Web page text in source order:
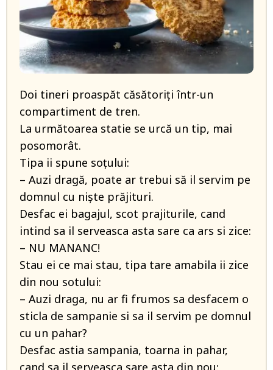
Doi tineri proaspăt căsătoriți într-un
compartiment de tren.
La următoarea statie se urcă un tip, mai
posomorât.
Tipa ii spune soțului:
– Auzi dragă, poate ar trebui să il servim pe
domnul cu niște prăjituri.
Desfac ei bagajul, scot prajiturile, cand
intind sa il serveasca asta sare ca ars si zice:
– NU MANANC!
Stau ei ce mai stau, tipa tare amabila ii zice
din nou sotului:
– Auzi draga, nu ar fi frumos sa desfacem o
sticla de sampanie si sa il servim pe domnul
cu un pahar?
Desfac astia sampania, toarna in pahar,
cand sa il serveasca sare asta din nou: